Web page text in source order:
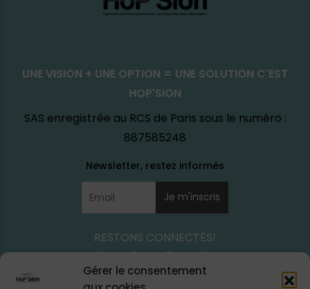
Gérer le consentement
UNE VISION + UNE OPTION = UNE SOLUTION C'EST
HOP'SION
SAS enregistrée au RCS de Paris sous le numéro :
887585248
RESTONS CONNECTÉS!